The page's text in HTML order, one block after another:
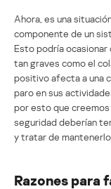
Ahora, es una
componente de un
Esto podría ocasionar
tan graves como el
positivo afecta a una
paro en sus
por esto que
seguridad deberían
y tratar de
Razones para